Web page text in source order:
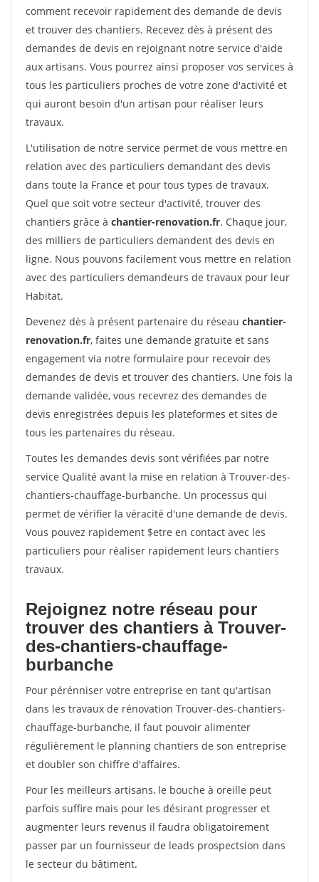
comment recevoir rapidement des demande de devis
et trouver des chantiers. Recevez dès à présent des
demandes de devis en rejoignant notre service d'aide
aux artisans. Vous pourrez ainsi proposer vos services à
tous les particuliers proches de votre zone d'activité et
qui auront besoin d'un artisan pour réaliser leurs
travaux.
L'utilisation de notre service permet de vous mettre en
relation avec des particuliers demandant des devis
dans toute la France et pour tous types de travaux.
Quel que soit votre secteur d'activité, trouver des
chantiers grâce à chantier-renovation.fr. Chaque jour,
des milliers de particuliers demandent des devis en
ligne. Nous pouvons facilement vous mettre en relation
avec des particuliers demandeurs de travaux pour leur
Habitat.
Devenez dès à présent partenaire du réseau chantier-
renovation.fr, faites une demande gratuite et sans
engagement via notre formulaire pour recevoir des
demandes de devis et trouver des chantiers. Une fois la
demande validée, vous recevrez des demandes de
devis enregistrées depuis les plateformes et sites de
tous les partenaires du réseau.
Toutes les demandes devis sont vérifiées par notre
service Qualité avant la mise en relation à Trouver-des-
chantiers-chauffage-burbanche. Un processus qui
permet de vérifier la véracité d'une demande de devis.
Vous pouvez rapidement $etre en contact avec les
particuliers pour réaliser rapidement leurs chantiers
travaux.
Rejoignez notre réseau pour
trouver des chantiers à Trouver-
des-chantiers-chauffage-
burbanche
Pour pérénniser votre entreprise en tant qu'artisan
dans les travaux de rénovation Trouver-des-chantiers-
chauffage-burbanche, il faut pouvoir alimenter
régulièrement le planning chantiers de son entreprise
et doubler son chiffre d'affaires.
Pour les meilleurs artisans, le bouche à oreille peut
parfois suffire mais pour les désirant progresser et
augmenter leurs revenus il faudra obligatoirement
passer par un fournisseur de leads prospectsion dans
le secteur du bâtiment.